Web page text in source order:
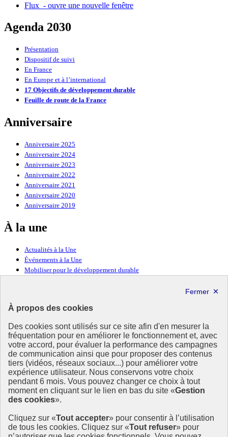
À propos des cookies
Des cookies sont utilisés sur ce site afin d'en mesurer la
fréquentation pour en améliorer le fonctionnement et, avec
votre accord, pour évaluer la performance des campagnes
de communication ainsi que pour proposer des contenus
tiers (vidéos, réseaux sociaux...) pour améliorer votre
expérience utilisateur. Nous conservons votre choix
pendant 6 mois. Vous pouvez changer ce choix à tout
moment en cliquant sur le lien en bas du site «Gestion
des cookies».
Cliquez sur «Tout accepter» pour consentir à l’utilisation
de tous les cookies. Cliquez sur «Tout refuser» pour
Flux - ouvre une nouvelle fenêtre
Agenda 2030
Présentation
Dispositif de suivi
En France
En Europe et à l’international
17 Objectifs de développement durable
Feuille de route de la France
Anniversaire
Anniversaire 2025
Anniversaire 2024
Anniversaire 2023
Anniversaire 2022
Anniversaire 2021
Anniversaire 2020
Anniversaire 2019
À la une
Actualités à la Une
Événements à la Une
Mobiliser pour le développement durable
Ressources
Ressources
La Méth’ODD
Gouvernement
Ce site propose l’information de référence concernant l’Agenda
2030 et la feuille de route de la France. Il valorise la mobilisation de
tous les acteurs.
info.gouv.fr- ouvre une nouvelle fenêtre
service-public.fr - ouvre une nouvelle fenêtre
legifrance.gouv.fr- ouvre une nouvelle fenêtre